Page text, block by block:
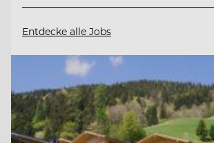
Entdecke alle Jobs